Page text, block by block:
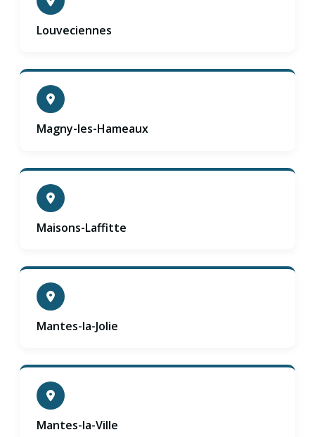
Louveciennes
Magny-les-Hameaux
Maisons-Laffitte
Mantes-la-Jolie
Mantes-la-Ville